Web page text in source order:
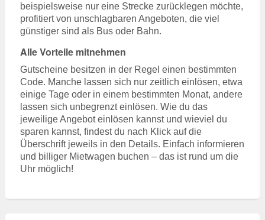
beispielsweise nur eine Strecke zurücklegen möchte,
profitiert von unschlagbaren Angeboten, die viel
günstiger sind als Bus oder Bahn.
Alle Vorteile mitnehmen
Gutscheine besitzen in der Regel einen bestimmten
Code. Manche lassen sich nur zeitlich einlösen, etwa
einige Tage oder in einem bestimmten Monat, andere
lassen sich unbegrenzt einlösen. Wie du das
jeweilige Angebot einlösen kannst und wieviel du
sparen kannst, findest du nach Klick auf die
Überschrift jeweils in den Details. Einfach informieren
und billiger Mietwagen buchen – das ist rund um die
Uhr möglich!